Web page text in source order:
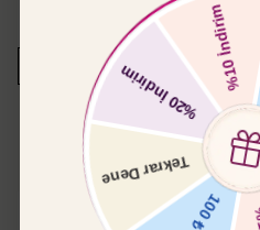
SEPETE EKLE
Glaso Teli 30x40 cm
₺ 399.00